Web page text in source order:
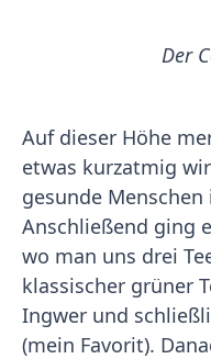
Der
Auf dieser Höhe
etwas kurzatmig
gesunde
Anschließend ging
wo man uns drei
klassischer grüner
Ingwer und
(mein Favorit).